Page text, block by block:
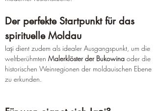
Der perfekte Startpunkt für das
spirituelle Moldau
Iași dient zudem als idealer Ausgangspunkt, um die
weltberühmten Malerklöster der Bukowina oder die
historischen Weinregionen der moldauischen Ebene
zu erkunden.